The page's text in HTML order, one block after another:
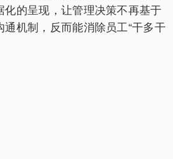
的呈现，让管理决策不再基于
机制，反而能消除员工“干多干